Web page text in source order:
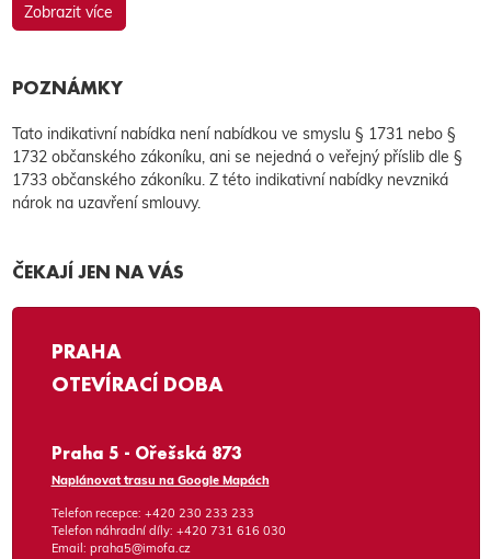
Zobrazit více
POZNÁMKY
Tato indikativní nabídka není nabídkou ve smyslu § 1731 nebo §
1732 občanského zákoníku, ani se nejedná o veřejný příslib dle §
1733 občanského zákoníku. Z této indikativní nabídky nevzniká
nárok na uzavření smlouvy.
ČEKAJÍ JEN NA VÁS
PRAHA
OTEVÍRACÍ DOBA
Praha 5 - Ořešská 873
Naplánovat trasu na Google Mapách
Telefon recepce: +420 230 233 233
Telefon náhradní díly: +420 731 616 030
Email: praha5@imofa.cz